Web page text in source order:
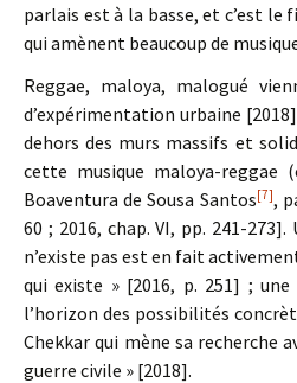
parlais est à la basse, et c’est
qui amènent beaucoup de
Reggae, maloya, malogué
d’expérimentation urbaine
dehors des murs massifs et
cette musique maloya-reggae
Boaventura de Sousa Santos[7],
60 ; 2016, chap. VI, pp. 241-
n’existe pas est en fait
qui existe » [2016, p. 251] ;
l’horizon des possibilités
Chekkar qui mène sa recherche
guerre civile » [2018].